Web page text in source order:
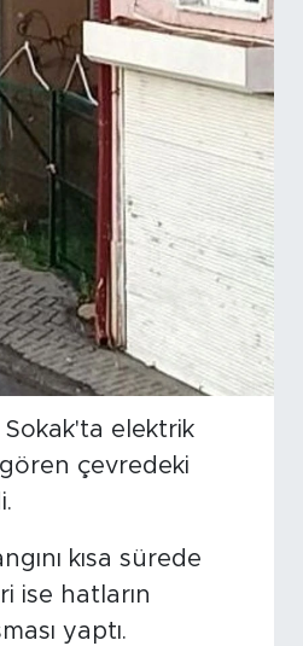
elektrik
çevredeki
kısa sürede
ise hatların
yaptı.